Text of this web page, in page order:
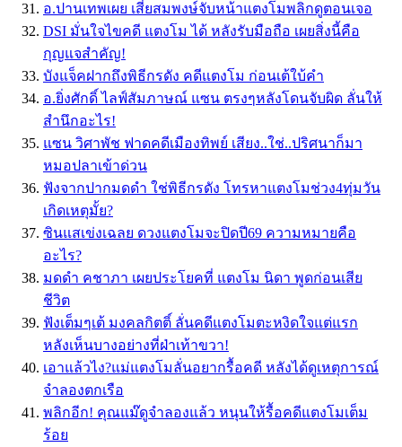
อ.ปานเทพเผย เสี่ยสมพงษ์จับหน้าแตงโมพลิกดูตอนเจอ
DSI มั่นใจไขคดี แตงโม ได้ หลังรับมือถือ เผยสิ่งนี้คือ
กุญแจสำคัญ!
บังแจ็คฝากถึงพิธีกรดัง คดีแตงโม ก่อนเต้ใบ้คำ
อ.ยิ่งศักดิ์ ไลฟ์สัมภาษณ์ แซน ตรงๆหลังโดนจับผิด ลั่นให้
สำนึกอะไร!
แซน วิศาพัช ฟาดคดีเมืองทิพย์ เสียง..ใช่..ปริศนาก็มา
หมอปลาเข้าด่วน
ฟังจากปากมดดำ ใช่พิธีกรดัง โทรหาแตงโมช่วง4ทุ่มวัน
เกิดเหตุมั้ย?
ซินแสเข่งเฉลย ดวงแตงโมจะปิดปี69 ความหมายคือ
อะไร?
มดดำ คชาภา เผยประโยคที่ แตงโม นิดา พูดก่อนเสีย
ชีวิต
ฟังเต็มๆเต้ มงคลกิตติ์ ลั่นคดีแตงโมตะหงิดใจแต่แรก
หลังเห็นบางอย่างที่ฝ่าเท้าขวา!
เอาแล้วไง?แม่แตงโมลั่นอยากรื้อคดี หลังได้ดูเหตุการณ์
จำลองตกเรือ
พลิกอีก! คุณแม๊ดูจำลองแล้ว หนุนให้รื้อคดีแตงโมเต็ม
ร้อย